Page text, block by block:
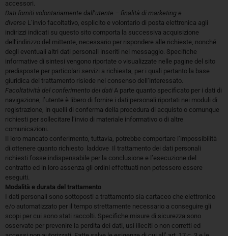
accessori.
Dati forniti volontariamente dall’utente – finalità di marketing e
diverse L’invio facoltativo, esplicito e volontario di posta elettronica agli
indirizzi indicati su questo sito comporta la successiva acquisizione
dell’indirizzo del mittente, necessario per rispondere alle richieste, nonché
degli eventuali altri dati personali inseriti nel messaggio. Specifiche
informative di sintesi vengono riportate o visualizzate nelle pagine del sito
predisposte per particolari servizi a richiesta, per i quali pertanto la base
giuridica del trattamento risiede nel consenso dell’interessato.
Facoltatività del conferimento dei dati A parte quanto specificato per i dati di
navigazione, l’utente è libero di fornire i dati personali riportati nei moduli di
registrazione, in quelli di conferma della procedura di acquisto o comunque
richiesti per sollecitare l’invio di materiale informativo o di altre
comunicazioni.
Il loro mancato conferimento, tuttavia, potrebbe comportare l’impossibilità
di ottenere quanto richiesto laddove Il trattamento dei dati personali
richiesti fosse indispensabile per la conclusione e l’esecuzione del
contratto ed in loro assenza gli ordini effettuati non potessero essere
eseguiti.
Modalità e durata del trattamento
I dati personali sono sottoposti a trattamento sia cartaceo che elettronico
e/o automatizzato per il tempo strettamente necessario a conseguire gli
scopi per cui sono stati raccolti. Specifiche misure di sicurezza sono
osservate per prevenire la perdita dei dati, usi illeciti o non corretti ed